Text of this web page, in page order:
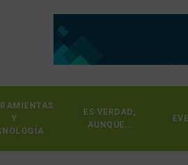
Y
ES VERDAD,
AUNQUE…